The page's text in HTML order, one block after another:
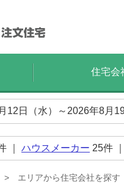
住宅会
12日（水）～2026年8月
｜ ハウスメーカー 25件
エリアから住宅会社を探す